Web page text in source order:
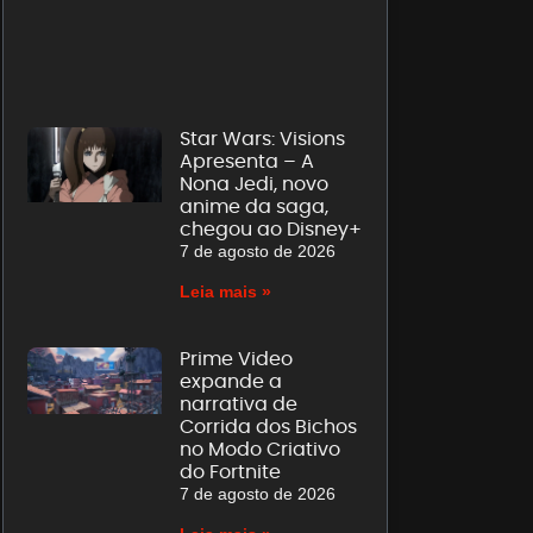
Star Wars: Visions
Apresenta – A
Nona Jedi, novo
anime da saga,
chegou ao Disney+
7 de agosto de 2026
Leia mais »
Prime Video
expande a
narrativa de
Corrida dos Bichos
no Modo Criativo
do Fortnite
7 de agosto de 2026